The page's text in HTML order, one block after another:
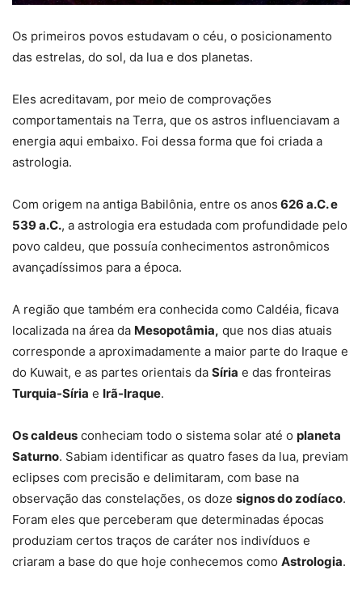
Os primeiros povos estudavam o céu, o posicionamento
das estrelas, do sol, da lua e dos planetas.
Eles acreditavam, por meio de comprovações
comportamentais na Terra, que os astros influenciavam a
energia aqui embaixo. Foi dessa forma que foi criada a
astrologia.
Com origem na antiga Babilônia, entre os anos 626 a.C. e
539 a.C., a astrologia era estudada com profundidade pelo
povo caldeu, que possuía conhecimentos astronômicos
avançadíssimos para a época.
A região que também era conhecida como Caldéia, ficava
localizada na área da Mesopotâmia, que nos dias atuais
corresponde a aproximadamente a maior parte do Iraque e
do Kuwait, e as partes orientais da Síria e das fronteiras
Turquia-Síria e Irã-Iraque.
Os caldeus conheciam todo o sistema solar até o planeta
Saturno. Sabiam identificar as quatro fases da lua, previam
eclipses com precisão e delimitaram, com base na
observação das constelações, os doze signos do zodíaco.
Foram eles que perceberam que determinadas épocas
produziam certos traços de caráter nos indivíduos e
criaram a base do que hoje conhecemos como Astrologia.